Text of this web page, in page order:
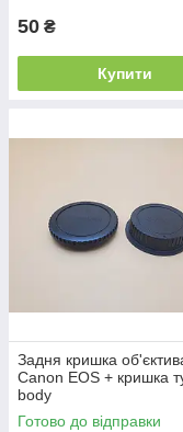
50 ₴
Купити
Задня кришка
Canon EOS + кришка
body
Готово до відправки